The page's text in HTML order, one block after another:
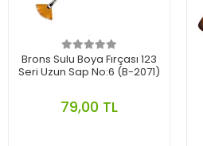
Brons Sulu Boya Fırçası 123
Seri Uzun Sap No:6 (B-2071)
79,00 TL